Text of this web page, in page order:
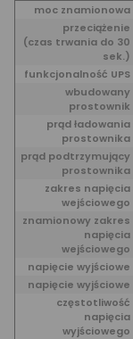
moc znamionowa
przeciążenie
(czas trwania do 30
sek.)
funkcjonalność UPS
wbudowany
prostownik
prąd ładowania
prostownika
prąd podtrzymujący
prostownika
zakres napięcia
wejściowego
znamionowy zakres
napięcia
wejściowego
napięcie wyjściowe
napięcie wyjściowe
częstotliwość
napięcia
wyjściowego